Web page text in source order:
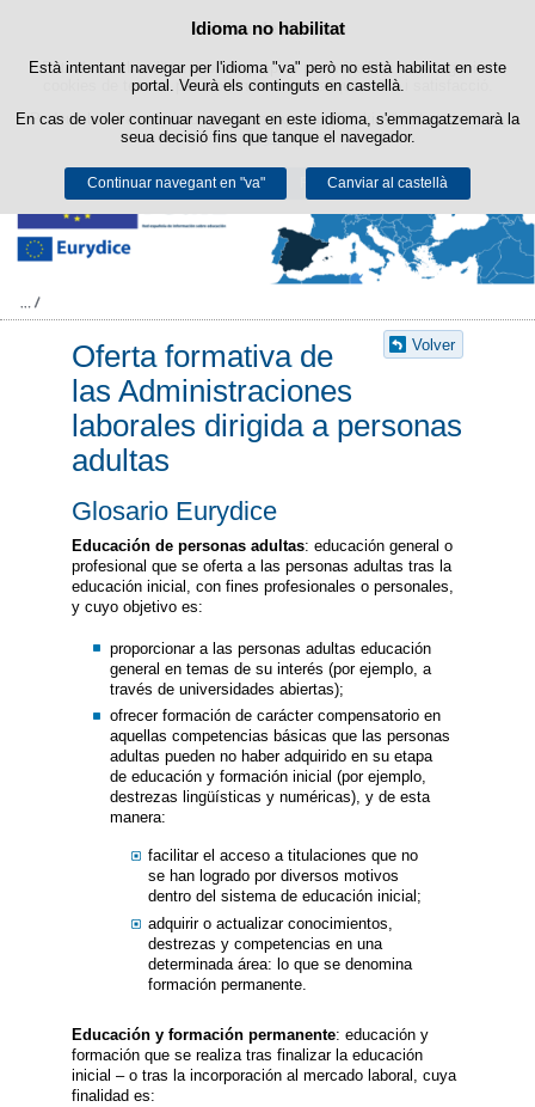
Política de cookies
Este lloc web utilitza cookies pròpies per a facilitar la navegació i
cookies de tercers per a obtindre estadístiques d'ús i satisfacció.
Podeu obtindre més informació en l'apartat "Cookies" del nostreavís
legal.
Acceptar Rebutjar
Idioma no habilitat
Està intentant navegar per l'idioma "va" però no està habilitat en este
portal. Veurà els continguts en castellà.
En cas de voler continuar navegant en este idioma, s'emmagatzemarà la
seua decisió fins que tanque el navegador.
Continuar navegant en "va" Canviar al castellà
Passar al contingut
Volver
Oferta formativa de
las Administraciones
laborales dirigida a personas
adultas
Glosario Eurydice
Educación de personas adultas: educación general o
profesional que se oferta a las personas adultas tras la
educación inicial, con fines profesionales o personales,
y cuyo objetivo es:
proporcionar a las personas adultas educación
general en temas de su interés (por ejemplo, a
través de universidades abiertas);
ofrecer formación de carácter compensatorio en
aquellas competencias básicas que las personas
adultas pueden no haber adquirido en su etapa
de educación y formación inicial (por ejemplo,
destrezas lingüísticas y numéricas), y de esta
manera:
facilitar el acceso a titulaciones que no
se han logrado por diversos motivos
dentro del sistema de educación inicial;
adquirir o actualizar conocimientos,
destrezas y competencias en una
determinada área: lo que se denomina
formación permanente.
Educación y formación permanente: educación y
formación que se realiza tras finalizar la educación
inicial – o tras la incorporación al mercado laboral, cuya
finalidad es: